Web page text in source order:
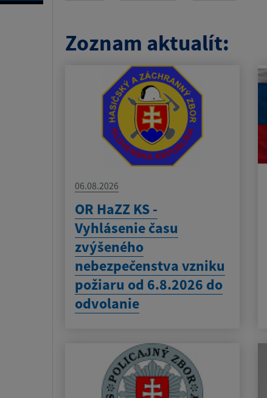
Zoznam aktualít:
06.08.2026
OR HaZZ KS -
Vyhlásenie času
zvýšeného
nebezpečenstva vzniku
požiaru od 6.8.2026 do
odvolanie